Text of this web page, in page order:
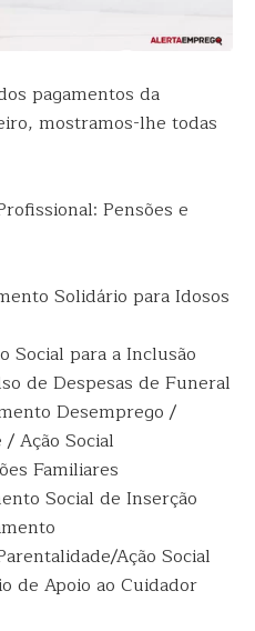
pagamentos da
mostramos-lhe todas
Pensões e
Solidário para Idosos
Social para a Inclusão
de Despesas de Funeral
Desemprego /
Ação Social
Familiares
Social de Inserção
Ação Social
de Apoio ao Cuidador